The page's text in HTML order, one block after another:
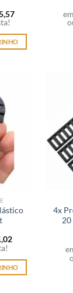
4x